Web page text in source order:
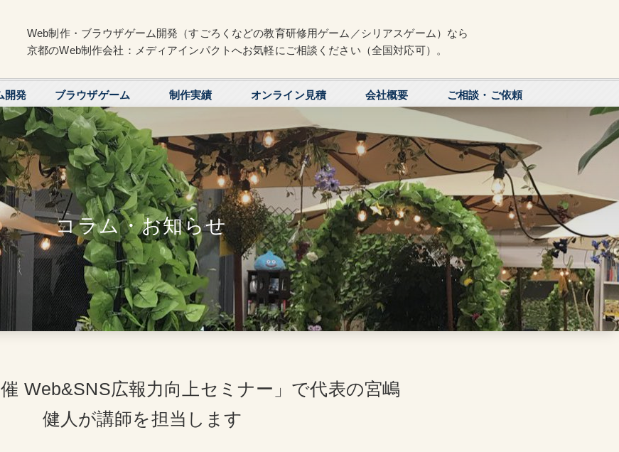
Web制作・ブラウザゲーム開発（すごろくなどの教育研修用ゲーム／シリアスゲーム）なら
京都のWeb制作会社：メディアインパクトへお気軽にご相談ください（全国対応可）。
開発 ブラウザゲーム 制作実績 オンライン見積 会社概要 ご相談・ご依頼
コラム・お知らせ
催 Web&SNS広報力向上セミナー」で代表の宮嶋
健人が講師を担当します